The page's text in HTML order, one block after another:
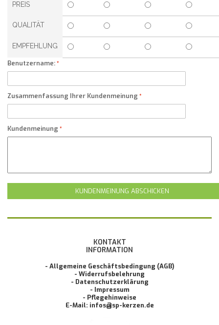
PREIS
QUALITÄT
EMPFEHLUNG
Benutzername:
Zusammenfassung Ihrer Kundenmeinung
Kundenmeinung
KUNDENMEINUNG ABSCHICKEN
KONTAKT
INFORMATION
- Allgemeine Geschäftsbedingung (AGB)
- Widerrufsbelehrung
- Datenschutzerklärung
- Impressum
- Pflegehinweise
E-Mail: infos@sp-kerzen.de